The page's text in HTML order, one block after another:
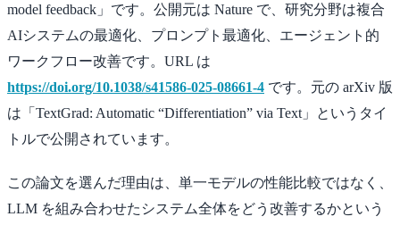
model feedback」です。公開元は Nature で、研究分野は複合
AIシステムの最適化、プロンプト最適化、エージェント的
ワークフロー改善です。URL は
https://doi.org/10.1038/s41586-025-08661-4 です。元の arXiv 版
は「TextGrad: Automatic “Differentiation” via Text」というタイ
トルで公開されています。
この論文を選んだ理由は、単一モデルの性能比較ではなく、
LLM を組み合わせたシステム全体をどう改善するかという